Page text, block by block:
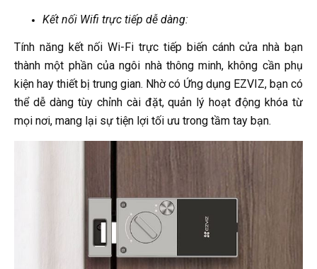
Kết nối Wifi trực tiếp dễ dàng:
Tính năng kết nối Wi-Fi trực tiếp biến cánh cửa nhà bạn
thành một phần của ngôi nhà thông minh, không cần phụ
kiện hay thiết bị trung gian. Nhờ có Ứng dụng EZVIZ, bạn có
thể dễ dàng tùy chỉnh cài đặt, quản lý hoạt động khóa từ
mọi nơi, mang lại sự tiện lợi tối ưu trong tầm tay bạn.